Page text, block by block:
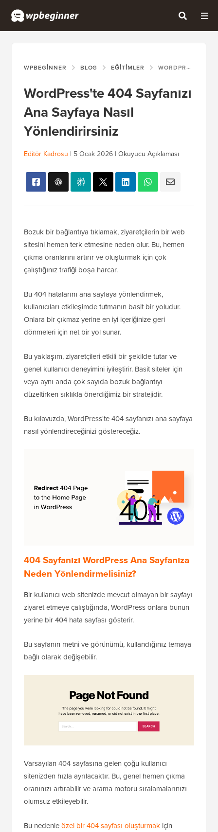
WPBEGINNER BLOG EĞITIMLER WORDPRESS'TE 404 SAYFANIZI ANA SAYFAYA NASIL YÖNLENDIRIRSINIZ
WordPress'te 404 Sayfanızı
Ana Sayfaya Nasıl
Yönlendirirsiniz
Editör Kadrosu | 5 Ocak 2026 | Okuyucu Açıklaması
Bozuk bir bağlantıya tıklamak, ziyaretçilerin bir web
sitesini hemen terk etmesine neden olur. Bu, hemen
çıkma oranlarını artırır ve oluşturmak için çok
çalıştığınız trafiği boşa harcar.
Bu 404 hatalarını ana sayfaya yönlendirmek,
kullanıcıları etkileşimde tutmanın basit bir yoludur.
Onlara bir çıkmaz yerine en iyi içeriğinize geri
dönmeleri için net bir yol sunar.
Bu yaklaşım, ziyaretçileri etkili bir şekilde tutar ve
genel kullanıcı deneyimini iyileştirir. Basit siteler için
veya aynı anda çok sayıda bozuk bağlantıyı
düzeltirken sıklıkla önerdiğimiz bir stratejidir.
Bu kılavuzda, WordPress'te 404 sayfanızı ana sayfaya
nasıl yönlendireceğinizi göstereceğiz.
404 Sayfanızı WordPress Ana Sayfanıza
Neden Yönlendirmelisiniz?
Bir kullanıcı web sitenizde mevcut olmayan bir sayfayı
ziyaret etmeye çalıştığında, WordPress onlara bunun
yerine bir 404 hata sayfası gösterir.
Bu sayfanın metni ve görünümü, kullandığınız temaya
bağlı olarak değişebilir.
Varsayılan 404 sayfasına gelen çoğu kullanıcı
sitenizden hızla ayrılacaktır. Bu, genel hemen çıkma
oranınızı artırabilir ve arama motoru sıralamalarınızı
olumsuz etkileyebilir.
Bu nedenleözel bir 404 sayfası oluşturmak için